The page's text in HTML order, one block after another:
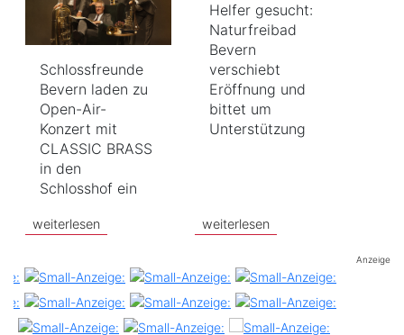
Schlossfreunde
Bevern laden zu
Open-Air-
Konzert mit
CLASSIC BRASS
in den
Schlosshof ein
weiterlesen
Helfer gesucht:
Naturfreibad
Bevern
verschiebt
Eröffnung und
bittet um
Unterstützung
weiterlesen
Anzeige